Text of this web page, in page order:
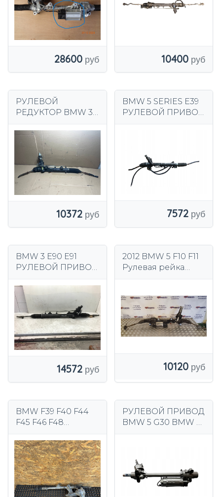
28600 10400
РУЛЕВОЙ
РЕДУКТОР BMW 3
10372
BMW 5 SERIES E39
РУЛЕВОЙ ПРИВОД
7572
BMW 3 E90 E91
РУЛЕВОЙ ПРИВОД
14572
2012 BMW 5 F10 F11
Рулевая рейка
10120
BMW F39 F40 F44
F45 F46 F48
ЕВРОПА 6892304-
01 19071310
РУЛЕВОЙ ПРИВОД
BMW 5 G30 BMW 7